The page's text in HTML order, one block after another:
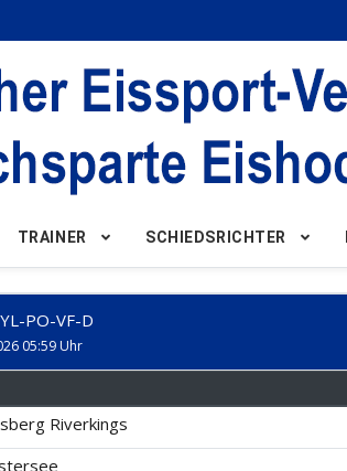
TRAINER SCHIEDSRICHTER
PO-VF-D
05:59 Uhr
Riverkings